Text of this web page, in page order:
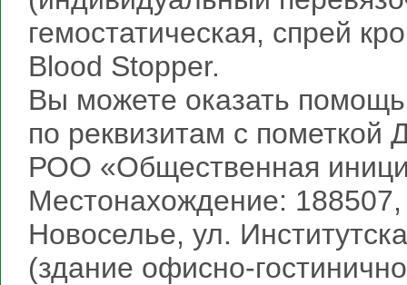
гемостатическая, спрей
Blood Stopper.
Вы можете оказать
по реквизитам с
РОО «Общественная
Местонахождение:
Новоселье, ул.
(здание офисно-